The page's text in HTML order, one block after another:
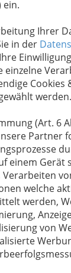
ein.
Ihrer
in der
Cookies
werden.
(Art. 6
Partner
einem Gerät
welche
werden,
von
die